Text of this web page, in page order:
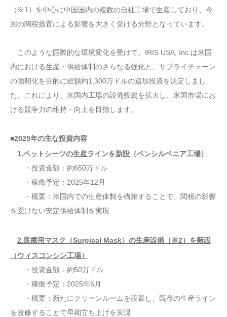
（※1）を中心に中国国内の複数の自社工場で生産しており、今
回の関税措置による影響を大きく受ける分野となっています。
このような国際的な環境変化を受けて、IRIS USA, Inc.は米国
内における生産・供給体制のさらなる強化と、サプライチェーン
の強靭化を目的に総額約1,300万ドルの追加投資を決定しまし
た。これにより、米国内工場の設備投資を拡大し、米国市場にお
ける競争力の維持・向上を目指します。
■2025年の主な投資内容
1.ペットシーツの生産ラインを新設（ペンシルベニア工場）
・投資金額：約650万ドル
・稼働予定：2025年12月
・概要：米国内での生産体制を構築することで、関税の影響
を受けない安定供給体制を実現
2.医療用マスク（Surgical Mask）の生産設備（※2）を新設
（ウィスコンシン工場）
・投資金額：約50万ドル
・稼働予定：2025年6月
・概要：新たにクリーンルームを設置し、既存の生産ライン
を改修することで早期立ち上げを実現